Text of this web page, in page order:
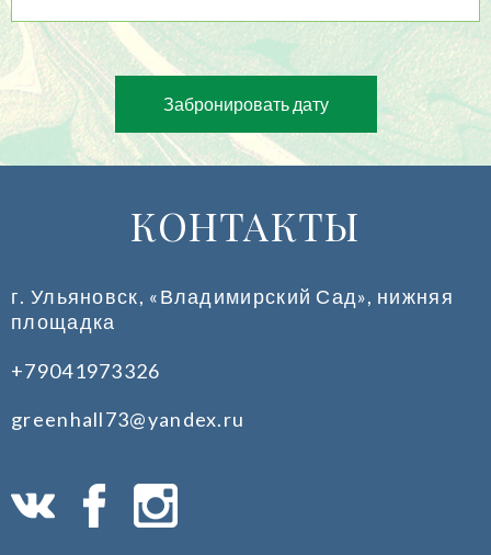
Забронировать дату
КОНТАКТЫ
г. Ульяновск, «Владимирский Сад», нижняя
площадка
+79041973326
greenhall73@yandex.ru